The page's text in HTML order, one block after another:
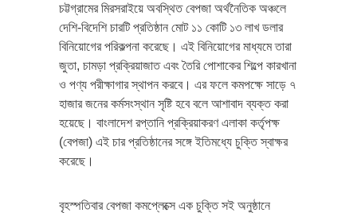
চট্টগ্রামের মিরসরাইয়ে অবস্থিত বেপজা অর্থনৈতিক অঞ্চলে
দেশি-বিদেশি চারটি প্রতিষ্ঠান মোট ১১ কোটি ১৩ লাখ ডলার
বিনিয়োগের পরিকল্পনা করেছে। এই বিনিয়োগের মাধ্যমে তারা
জুতা, চামড়া প্রক্রিয়াজাত এবং তৈরি পোশাকের শিল্পে কারখানা
ও পণ্য পরীক্ষাগার স্থাপন করবে। এর ফলে কমপক্ষে সাড়ে ৭
হাজার জনের কর্মসংস্থান সৃষ্টি হবে বলে আশাবাদ ব্যক্ত করা
হয়েছে। বাংলাদেশ রপ্তানি প্রক্রিয়াকরণ এলাকা কর্তৃপক্ষ
(বেপজা) এই চার প্রতিষ্ঠানের সঙ্গে ইতিমধ্যে চুক্তি স্বাক্ষর
করেছে।
বৃহস্পতিবার বেপজা কমপ্লেক্সে এক চুক্তি সই অনুষ্ঠানে